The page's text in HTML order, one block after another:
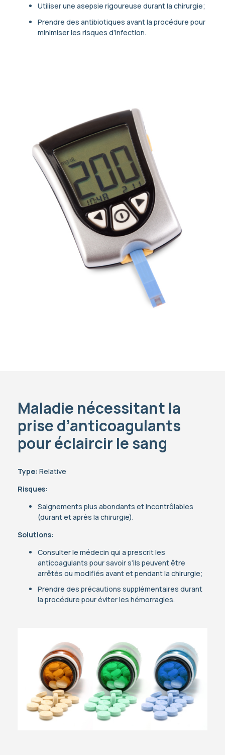
Utiliser une asepsie rigoureuse durant la chirurgie;
Prendre des antibiotiques avant la procédure pour
minimiser les risques d’infection.
Maladie nécessitant la
prise d’anticoagulants
pour éclaircir le sang
Type: Relative
Risques:
Saignements plus abondants et incontrôlables
(durant et après la chirurgie).
Solutions:
Consulter le médecin qui a prescrit les
anticoagulants pour savoir s’ils peuvent être
arrêtés ou modifiés avant et pendant la chirurgie;
Prendre des précautions supplémentaires durant
la procédure pour éviter les hémorragies.